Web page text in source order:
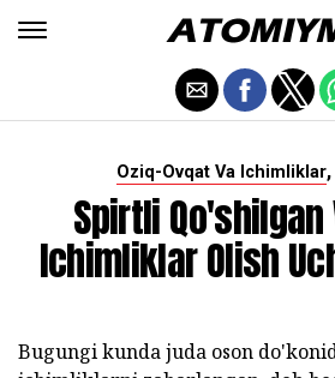
Oziq-Ovqat Va Ichimliklar,
Spirtli
Ichimliklar Olish
Bugungi kunda juda oson